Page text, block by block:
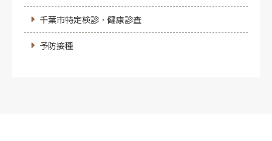
千葉市特定検診・健康診査
予防接種